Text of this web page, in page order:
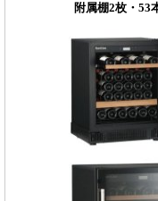
附属棚2枚・53